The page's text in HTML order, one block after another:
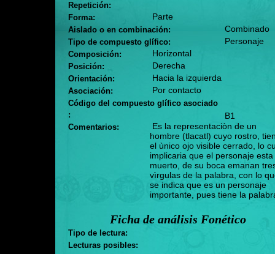
Repetición:
Forma:
Parte
Aislado o en combinación: Combinado
Tipo de compuesto glífico: Personaje
Composición: Horizontal
Posición: Derecha
Orientación: Hacia la izquierda
Asociación: Por contacto
Código del compuesto glífico asociado
:
B1
Comentarios:
Es la representaciòn de un
hombre (tlacatl) cuyo rostro,
el ùnico ojo visible cerrado, lo
implicaria que el personaje esta
muerto, de su boca emanan
vìrgulas de la palabra, con lo
se indica que es un personaje
importante, pues tiene la
Ficha de análisis Fonético
Tipo de lectura:
Lecturas posibles: